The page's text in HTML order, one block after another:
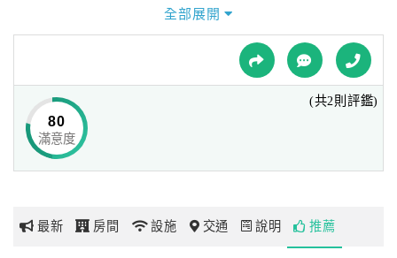
球
網
玩
咖啡廳裏提供您德國進口的有機花茶與咖啡，餐點我們採用
當地的農作物來做料理，讓您的味蕾體驗到食物的原味，我
們有中式合菜與套餐供您選擇，當然我們主廚的水果大餐更
是您不可錯過的，因為食材講究新鮮現做如要品嘗請先預
民宿每年12開始到隔年四月是櫻花季，四月底到五月中是螢
火蟲跟油桐花是主角，民宿夏夜的星空非常美麗，可看到南
鳥叫，讓壓力在不知不覺中釋放出來。
全部展開
80
滿意度
(共2則評鑑)
最新 房間 設施 交通 說明 推薦